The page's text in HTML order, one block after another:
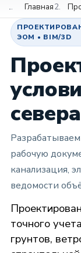
Главная
ЭОМ • BIM/3D
севера
рабочую
канализация,
ведомости
точного
грунтов,